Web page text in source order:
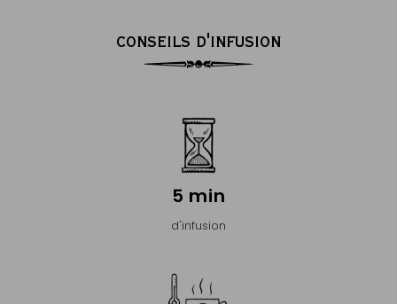
CONSEILS D'INFUSION
5 min
d'infusion